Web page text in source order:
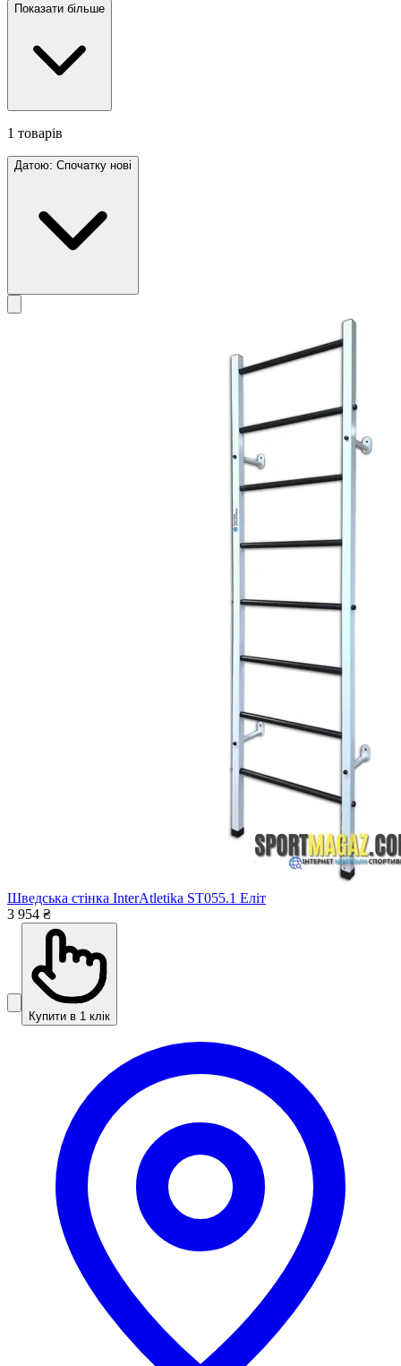
Показати більше
1 товарів
Датою: Спочатку нові
Шведська стінка InterAtletika ST055.1 Еліт
3 954 ₴
Купити в 1 клік